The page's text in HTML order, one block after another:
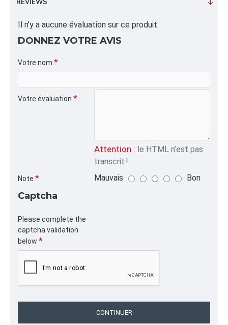
SERVICES DE LIVRAISON POUR EMBALLER ET
TRANSPORTER LES PIZZAS EN TOUTE SÉCURITÉ.
Capacité/Taille:
10''
FORMAT DU PRODUIT
Volume cubique: 1.15 pieds cubes
FORMAT DE PALETTE
Dimension/pallet: 42X48X50
ALPHA
CARTON,BOITE,PIZZA,boite pizza,boites pizza,boite
pizza carton,boite pizza restaurant,boite pizza
pizzeria,boite pizza livraison,boite pizza
emporter,emballage pizza,boite pizza ondulé,e flute
pizza box
REVIEWS
Il n’y a aucune évaluation sur ce produit.
DONNEZ VOTRE AVIS
Votre nom
Votre évaluation
Attention : le HTML n’est pas
transcrit !
Note Mauvais Bon
Captcha
Please complete the
captcha validation
below
CONTINUER